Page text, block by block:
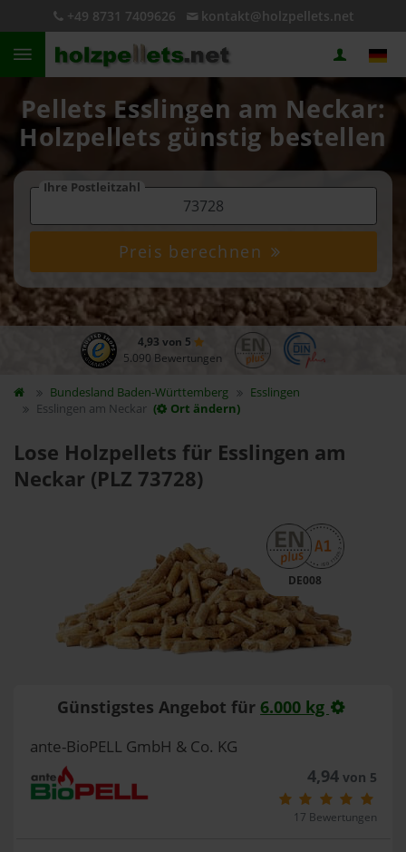
+49 8731 7409626 kontakt@holzpellets.net
Pellets Esslingen am Neckar:
Holzpellets günstig bestellen
Ihre Postleitzahl
Preis berechnen
4,93 von 5
5.090 Bewertungen
Bundesland Baden-Württemberg
Esslingen
Esslingen am Neckar ( Ort ändern)
Lose Holzpellets für Esslingen am
Neckar (PLZ 73728)
DE008
Günstigstes Angebot für 6.000 kg
ante-BioPELL GmbH & Co. KG
4,94von 5
17 Bewertungen